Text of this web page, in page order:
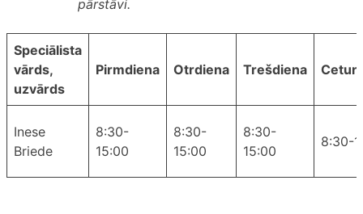
pārstāvi.
Speciālista
vārds,
uzvārds
Pirmdiena Otrdiena Trešdiena
Inese
Briede
8:30-
15:00
8:30-
15:00
8:30-
15:00
8:30-